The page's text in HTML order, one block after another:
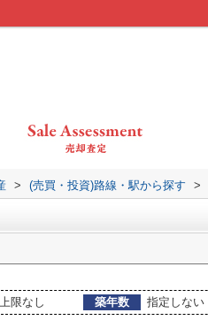
> (売買・投資)路線・駅から探す >
限なし 築年数
指定しない